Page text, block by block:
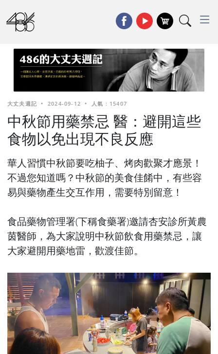
大丈夫週記 • 2024-09-12 • 人氣 : 15407
中秋節用藥禁忌 醫：避開這些
食物以免出現不良反應
華人習慣中秋節要吃柚子、烤肉歡聚才應景！
不過您知道嗎？中秋節的美食佳餚中，有些容
易與藥物產生交互作用，需要特別留意！
食品藥物管理署(下稱食藥署)邀請杏安診所黃農
茵醫師，為大家說明中秋節飲食用藥禁忌，讓
大家避開用藥地雷，歡渡佳節。